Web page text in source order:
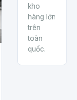
kho
hàng lớn
trên
toàn
quốc.